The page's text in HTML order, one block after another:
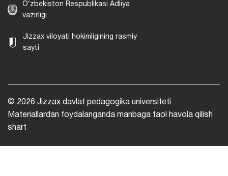
O‘zbekiston Respublikasi Adliya
vazirligi
Jizzax viloyati hokimligining rasmiy
sayti
© 2026 Jizzax davlat pedagogika universiteti
Materiallardan foydalanganda manbaga faol havola qilish
shart